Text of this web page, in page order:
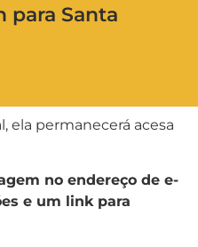
para Santa
ela permanecerá acesa
no endereço de e-
e um link para